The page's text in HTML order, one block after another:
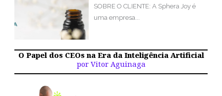
SOBRE O CLIENTE: A Sphera Joy é
uma empresa...
O Papel dos CEOs na Era da Inteligência Artificial
por Vitor Aguinaga